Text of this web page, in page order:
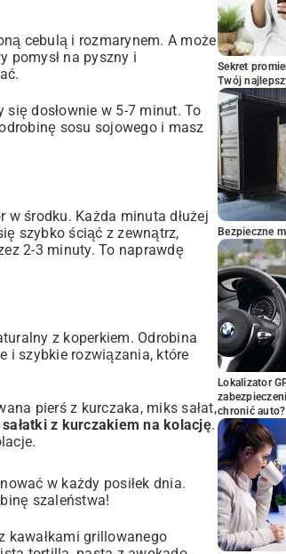
cebulą i rozmarynem. A może
pomysł na pyszny i
dosłownie w 5-7 minut. To
sosu sojowego i masz
środku. Każda minuta dłużej
szybko ściąć z zewnątrz,
2-3 minuty. To naprawdę
z koperkiem. Odrobina
i szybkie rozwiązania, które
pierś z kurczaka, miks sałat,
z kurczakiem na kolację.
.
w każdy posiłek dnia.
szaleństwa!
kawałkami grillowanego
Sekret
Twój
Bezpieczne
Lokalizator
chronić auto?